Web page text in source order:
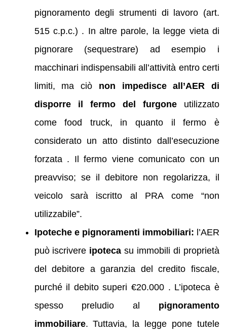
pignoramento degli strumenti di lavoro (art.
515 c.p.c.) . In altre parole, la legge vieta di
pignorare (sequestrare) ad esempio i
macchinari indispensabili all’attività entro certi
limiti, ma ciò non impedisce all’AER di
disporre il fermo del furgoneutilizzato
come food truck, in quanto il fermo è
considerato un atto distinto dall’esecuzione
forzata . Il fermo viene comunicato con un
preavviso; se il debitore non regolarizza, il
veicolo sarà iscritto al PRA come “non
utilizzabile”.
Ipoteche e pignoramenti immobiliari: l’AER
può iscrivere ipoteca su immobili di proprietà
del debitore a garanzia del credito fiscale,
purché il debito superi €20.000 . L’ipoteca è
spesso preludio al pignoramento
immobiliare. Tuttavia, la legge pone tutele